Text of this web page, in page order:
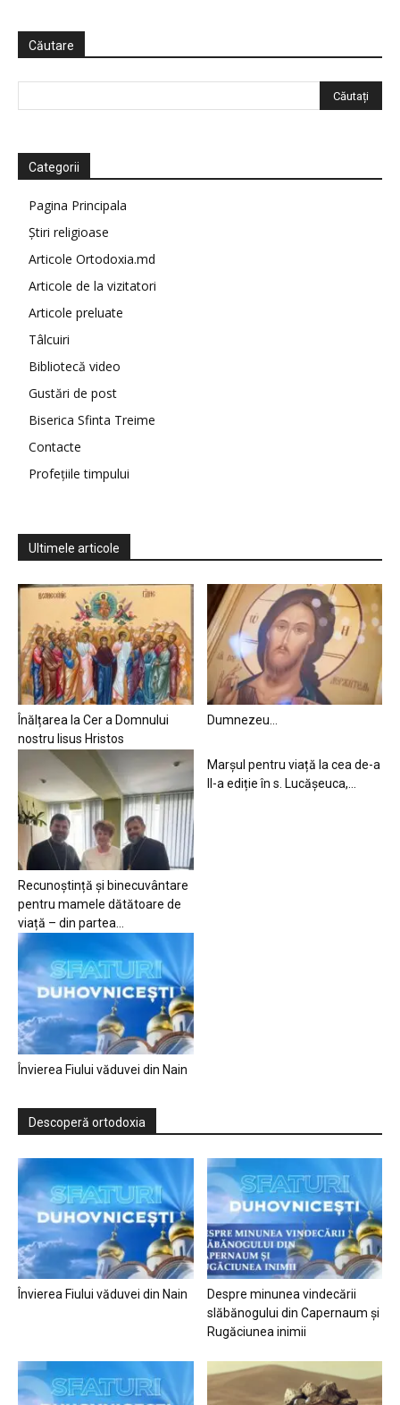
Căutare
Categorii
Pagina Principala
Știri religioase
Articole Ortodoxia.md
Articole de la vizitatori
Articole preluate
Tâlcuiri
Bibliotecă video
Gustări de post
Biserica Sfinta Treime
Contacte
Profețiile timpului
Ultimele articole
Înălțarea la Cer a Domnului
nostru Iisus Hristos
Dumnezeu…
Recunoștință și binecuvântare
pentru mamele dătătoare de
viață – din partea...
Marșul pentru viață la cea de-a
II-a ediție în s. Lucășeuca,...
Învierea Fiului văduvei din Nain
Descoperă ortodoxia
Învierea Fiului văduvei din Nain
Despre minunea vindecării
slăbănogului din Capernaum și
Rugăciunea inimii